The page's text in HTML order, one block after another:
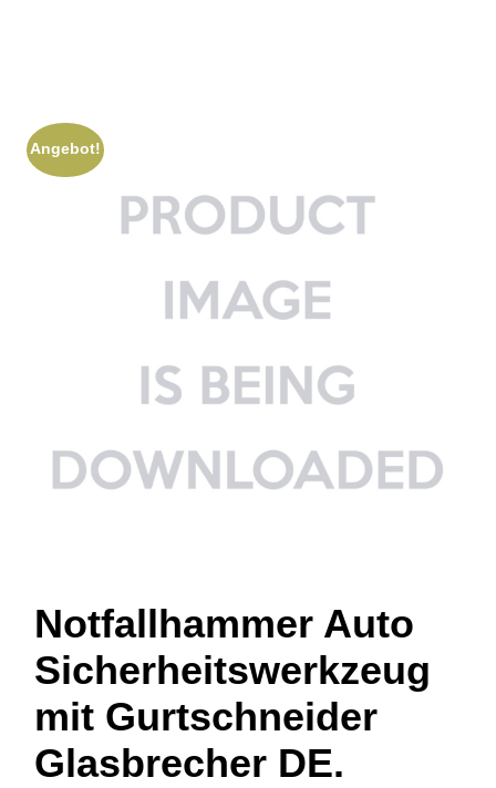
Angebot!
Notfallhammer Auto
Sicherheitswerkzeug
mit Gurtschneider
Glasbrecher DE.